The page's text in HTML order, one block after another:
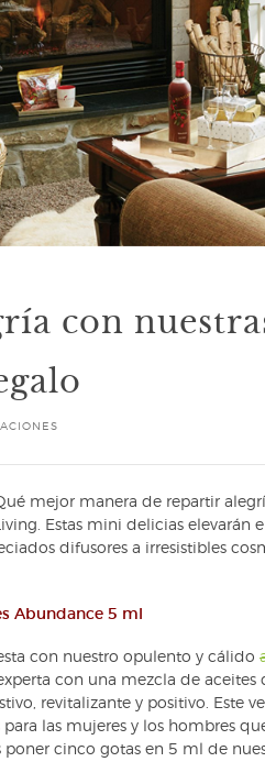
con
mejor manera de repartir
Estas mini delicias elevarán
difusores a irresistibles
Abundance 5 ml
con nuestro opulento y cálido
con una mezcla de aceites
revitalizante y positivo. Este
las mujeres y los hombres
poner cinco gotas en 5 ml de